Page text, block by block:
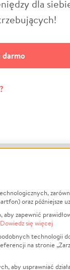
dla
darmo
Prywatności
oraz późniejsze
zapewnić
Dowiedz się więcej
technologii
na stronie
aby usprawniać